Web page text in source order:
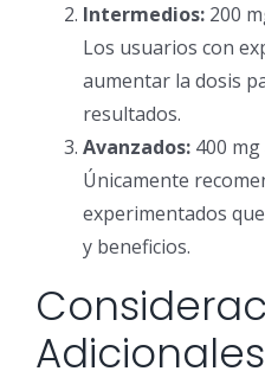
Intermedios: 200
Los usuarios con
aumentar la dosis
resultados.
Avanzados: 400
Únicamente
experimentados
y beneficios.
Adicionales